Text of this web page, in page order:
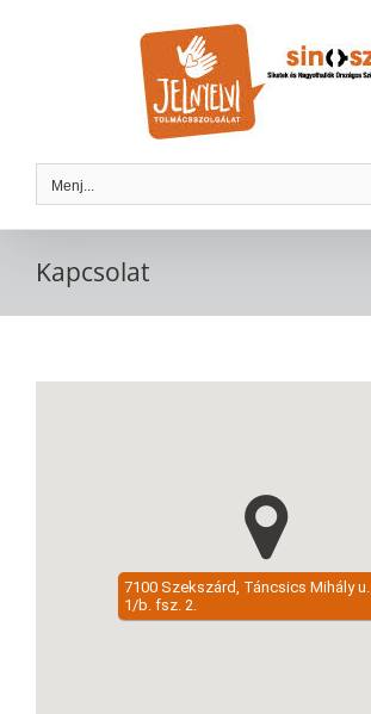
Menj...
Kapcsolat
7100 Szekszárd, Táncsics Mihály u.
1/b. fsz. 2.